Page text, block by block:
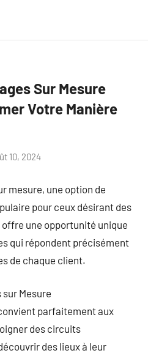
Sur Mesure
Votre Manière
10, 2024
mesure, une option de
pour ceux désirant des
une opportunité unique
qui répondent précisément
de chaque client.
sur Mesure
parfaitement aux
des circuits
des lieux à leur